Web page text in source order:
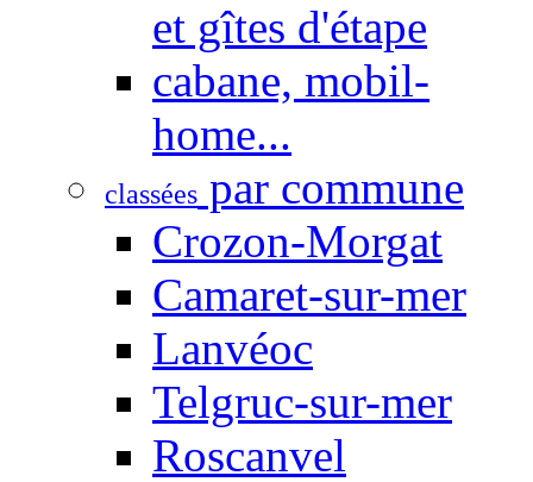
et gîtes d'étape
cabane, mobil-
home...
classées par commune
Crozon-Morgat
Camaret-sur-mer
Lanvéoc
Telgruc-sur-mer
Roscanvel